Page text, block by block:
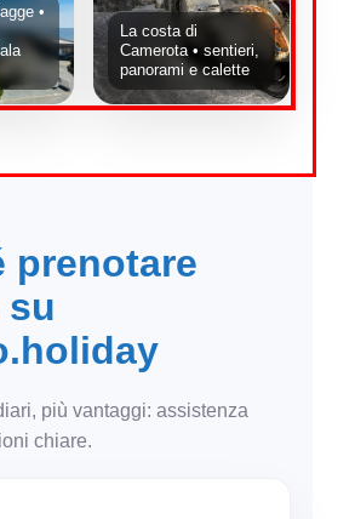
•
La costa di
Camerota • sentieri,
panorami e calette
prenotare
più vantaggi: assistenza
chiare.